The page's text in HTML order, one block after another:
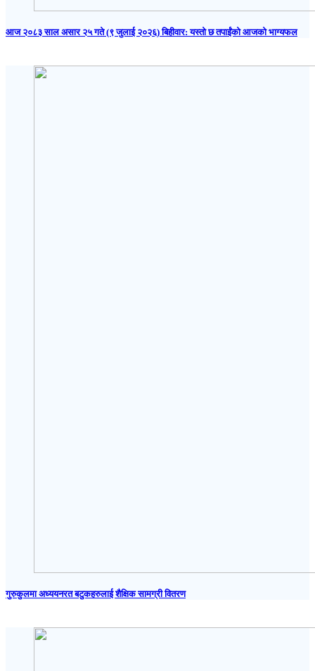
आज २०८३ साल असार २५ गते (९ जुलाई २०२६) बिहीवार: यस्तो छ तपाईंको आजको भाग्यफल
गुरुकुलमा अध्ययनरत बटुकहरुलाई शैक्षिक सामग्री वितरण